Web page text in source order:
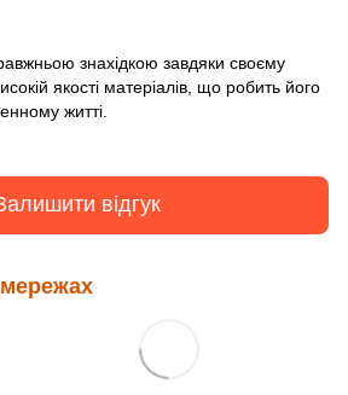
знахідкою завдяки своєму
якості матеріалів, що робить його
житті.
відгук